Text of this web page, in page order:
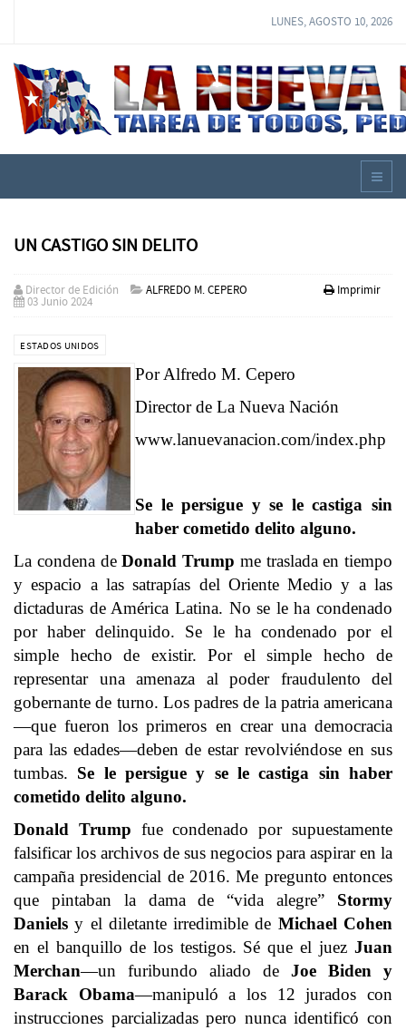
LUNES, AGOSTO 10, 2026
UN CASTIGO SIN DELITO
Imprimir
Director de Edición ALFREDO M. CEPERO
03 Junio 2024
ESTADOS UNIDOS
Por Alfredo M. Cepero
Director de La Nueva Nación
www.lanuevanacion.com/index.php
Se le persigue y se le castiga sin
haber cometido delito alguno.
La condena deDonald Trump me traslada en tiempo
y espacio a las satrapías del Oriente Medio y a las
dictaduras de América Latina. No se le ha condenado
por haber delinquido. Se le ha condenado por el
simple hecho de existir. Por el simple hecho de
representar una amenaza al poder fraudulento del
gobernante de turno. Los padres de la patria americana
—que fueron los primeros en crear una democracia
para las edades—deben de estar revolviéndose en sus
tumbas. Se le persigue y se le castiga sin haber
cometido delito alguno.
Donald Trump fue condenado por supuestamente
falsificar los archivos de sus negocios para aspirar en la
campaña presidencial de 2016. Me pregunto entonces
que pintaban la dama de “vida alegre” Stormy
Daniels y el diletante irredimible de Michael Cohen
en el banquillo de los testigos. Sé que el juez Juan
Merchan—un furibundo aliado de Joe Biden y
Barack Obama—manipuló a los 12 jurados con
instrucciones parcializadas pero nunca identificó con